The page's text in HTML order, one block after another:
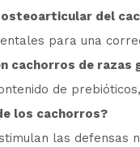
del
para una
cachorros de razas
de
los cachorros?
las